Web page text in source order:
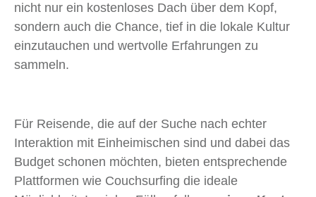
nicht nur ein kostenloses Dach über dem Kopf,
sondern auch die Chance, tief in die lokale Kultur
einzutauchen und wertvolle Erfahrungen zu
sammeln.
Für Reisende, die auf der Suche nach echter
Interaktion mit Einheimischen sind und dabei das
Budget schonen möchten, bieten entsprechende
Plattformen wie Couchsurfing die ideale